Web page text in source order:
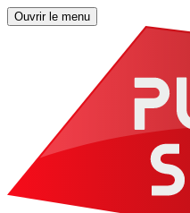
Ouvrir le menu